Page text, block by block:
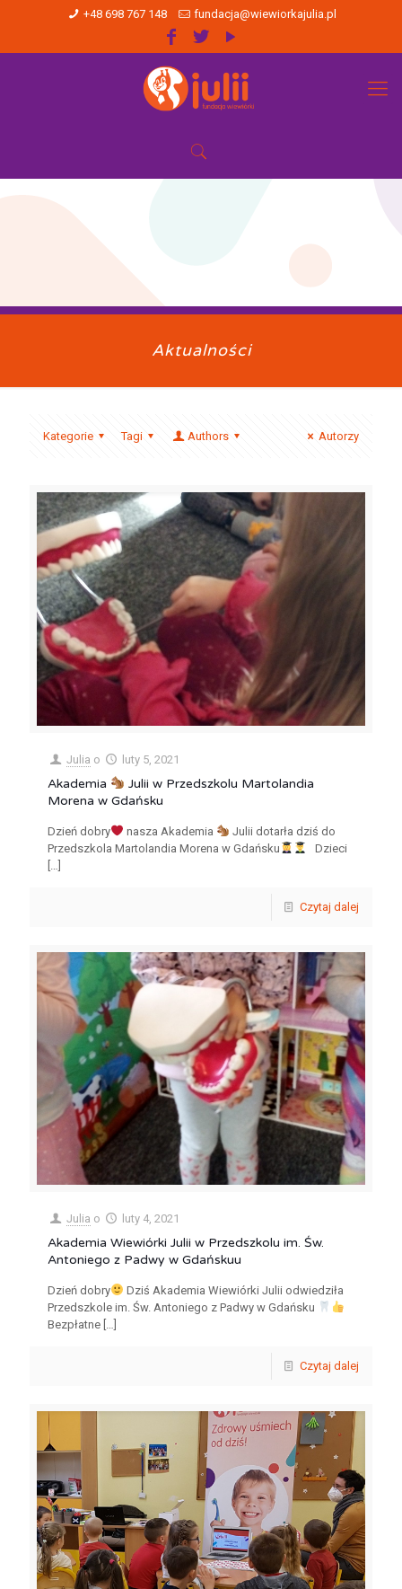
+48 698 767 148 fundacja@wiewiorkajulia.pl
Aktualności
Kategorie Tagi Authors Autorzy
Julia o luty 5, 2021
Akademia
Julii w Przedszkolu Martolandia
Morena w Gdańsku
Dzień dobry nasza Akademia
Julii dotarła dziś do
Przedszkola Martolandia Morena w Gdańsku
Dzieci
[…]
Czytaj dalej
Julia o luty 4, 2021
Akademia Wiewiórki Julii w Przedszkolu im. Św.
Antoniego z Padwy w Gdańskuu
Dzień dobry
Dziś Akademia Wiewiórki Julii odwiedziła
Przedszkole im. Św. Antoniego z Padwy w Gdańsku
Bezpłatne […]
Czytaj dalej